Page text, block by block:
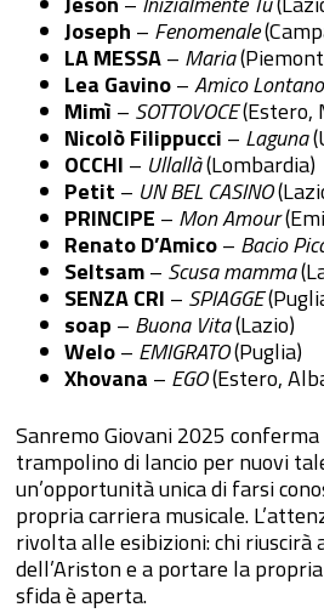
Joseph – Fenomenale
LA MESSA– Maria
Lea Gavino–Amico Lontano
Mimì – SOTTOVOCE(Estero,
Nicolò Filippucci – Laguna
OCCHI – Ullallà(Lombardia)
Petit – UN BEL CASINO
PRINCIPE – Mon Amour
Renato D’Amico– Bacio
Seltsam– Scusa mamma
SENZA CRI – SPIAGGE
soap – Buona Vita(Lazio)
Welo– EMIGRATO(Puglia)
Xhovana – EGO(Estero,
Sanremo Giovani 2025
trampolino di lancio per nuovi
un’opportunità unica di farsi
propria carriera musicale.
rivolta alle esibizioni: chi riuscirà
dell’Ariston e a portare la
sfida è aperta.